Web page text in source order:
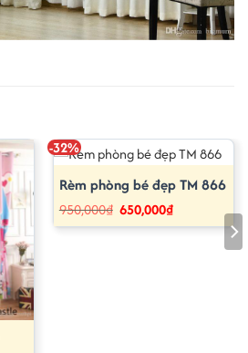
-32%
Rèm phòng bé đẹp TM 866
950,000₫ Giá
gốc
là:
650,000₫Giá
hiện
tại